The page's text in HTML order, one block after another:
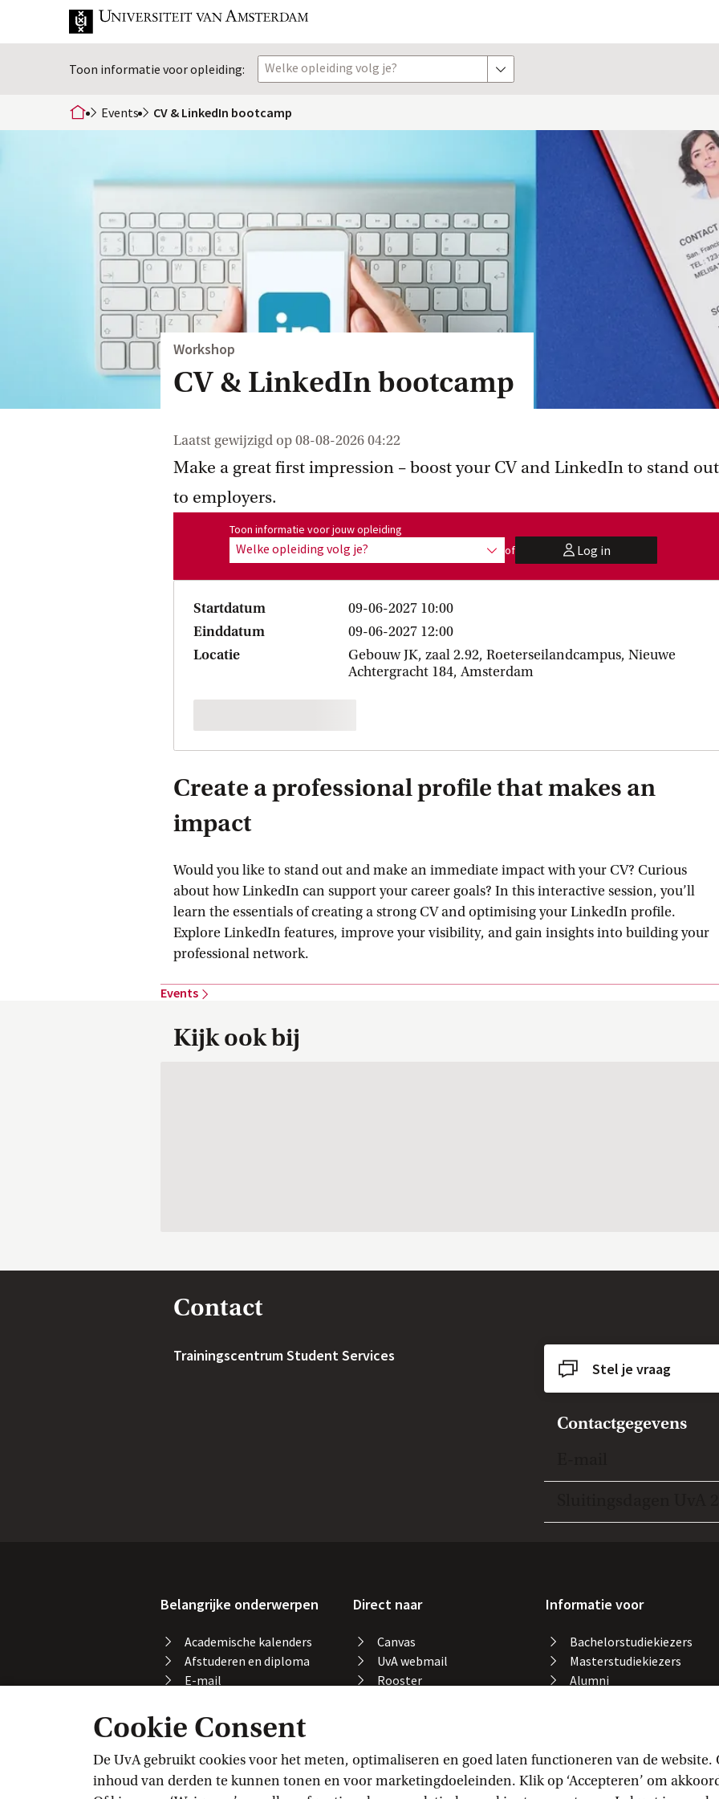
Cookie Consent
De UvA gebruikt cookies voor het meten, optimaliseren en goed laten functioneren van de website.
inhoud van derden te kunnen tonen en voor marketingdoeleinden. Klik op ‘Accepteren’ om
Toon informatie voor opleiding: Welke opleiding volg je? toon opties
home
Events CV & LinkedIn bootcamp
Workshop
CV & LinkedIn bootcamp
Laatst gewijzigd op08-08-2026 04:22
Make a great first impression – boost your CV and LinkedIn to stand out
to employers.
Toon informatie voor opleiding:
Toon informatie voor jouw opleiding
Welke opleiding volg je? toon opties
of userLog in
Startdatum
09-06-2027 10:00
Einddatum
09-06-2027 12:00
Locatie
Gebouw JK, zaal 2.92, Roeterseilandcampus, Nieuwe
Achtergracht 184, Amsterdam
Create a professional profile that makes an
impact
Would you like to stand out and make an immediate impact with your CV? Curious
about how LinkedIn can support your career goals? In this interactive session, you’ll
learn the essentials of creating a strong CV and optimising your LinkedIn profile.
Explore LinkedIn features, improve your visibility, and gain insights into building your
professional network.
Events
Kijk ook bij
Contact
Trainingscentrum Student Services
Stel je vraag
Contactgegevens
Belangrijke onderwerpen
Academische kalenders
Afstuderen en diploma
E-mail
scannen
Studeren in het buitenland
Vakaanmelding
VPN
Wifi
Direct naar
Canvas
UvA webmail
Rooster
Gevonden voorwerpen
Studieresultaten
Vakaanmelding
Informatie voor
Bachelorstudiekiezers
Masterstudiekiezers
Alumni